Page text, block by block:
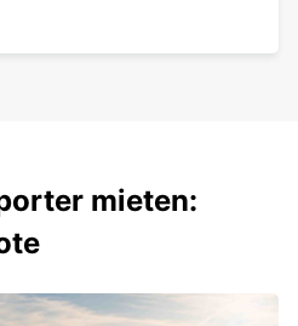
mieten: